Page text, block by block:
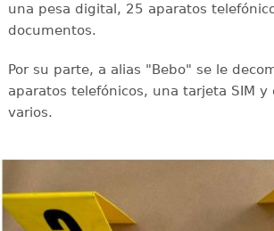
una pesa digital, 25 aparatos
documentos.
Por su parte, a alias "Bebo" se le
aparatos telefónicos, una tarjeta SIM y
varios.